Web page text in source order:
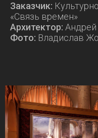
Заказчик:
«Связь времен»
Архитектор:
Фото: Владислав